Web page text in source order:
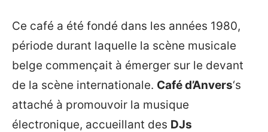
Ce café a été fondé dans les années 1980,
période durant laquelle la scène musicale
belge commençait à émerger sur le devant
de la scène internationale. Café d’Anvers‘s
attaché à promouvoir la musique
électronique, accueillant des DJs